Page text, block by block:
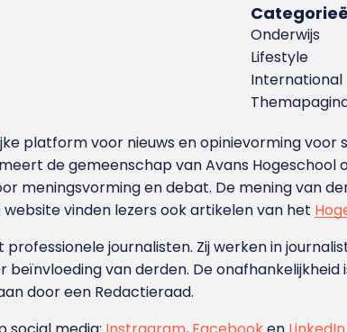
Onderwijs
Lifestyle
International
platform voor nieuws en opinievorming
de gemeenschap van Avans
meningsvorming en debat. De mening van
vinden lezers ook artikelen van het
journalisten. Zij werken in
beïnvloeding van derden. De
door een Redactieraad.